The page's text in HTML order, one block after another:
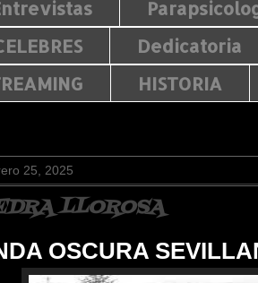
Dedicatoria
HISTORIA
25, 2025
LLOROSA
OSCURA